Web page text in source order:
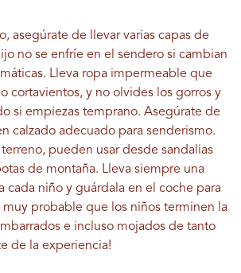
asegúrate de llevar varias capas de
no se enfríe en el sendero si cambian
Lleva ropa impermeable que
cortavientos, y no olvides los gorros y
si empiezas temprano. Asegúrate de
calzado adecuado para senderismo.
pueden usar desde sandalias
de montaña. Lleva siempre una
cada niño y guárdala en el coche para
muy probable que los niños terminen la
e incluso mojados de tanto
de la experiencia!